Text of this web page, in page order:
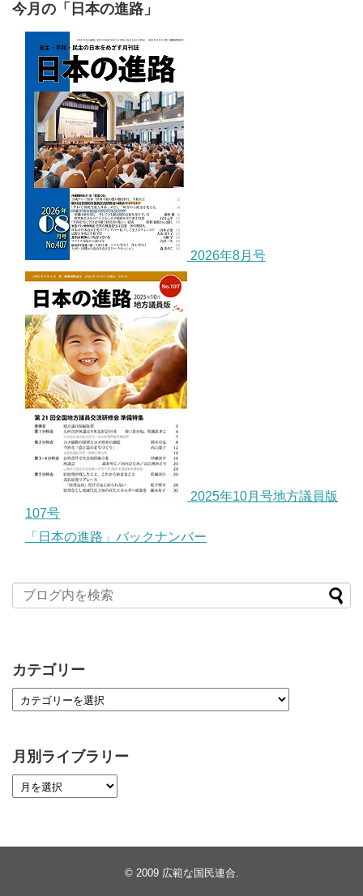
今月の「日本の進路」
2026年8月号
2025年10月号地方議員版
107号
「日本の進路」バックナンバー
カテゴリー
月別ライブラリー
© 2009 広範な国民連合.